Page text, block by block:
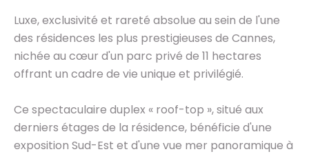
Luxe, exclusivité et rareté absolue au sein de l'une
des résidences les plus prestigieuses de Cannes,
nichée au cœur d'un parc privé de 11 hectares
offrant un cadre de vie unique et privilégié.
Ce spectaculaire duplex « roof-top », situé aux
derniers étages de la résidence, bénéficie d'une
exposition Sud-Est et d'une vue mer panoramique à